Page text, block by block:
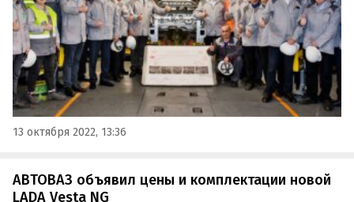
13 октября 2022, 13:36
АВТОВАЗ объявил цены и комплектации новой
LADA Vesta NG